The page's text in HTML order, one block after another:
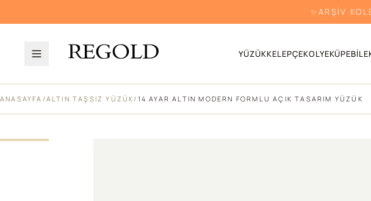
✨ARŞİV
YÜZÜKKELEPÇEKOLYEKÜPE
ANASAYFA /ALTIN TAŞSIZ YÜZÜK/ 14 AYAR ALTIN MODERN FORMLU AÇIK TASARIM YÜZÜK